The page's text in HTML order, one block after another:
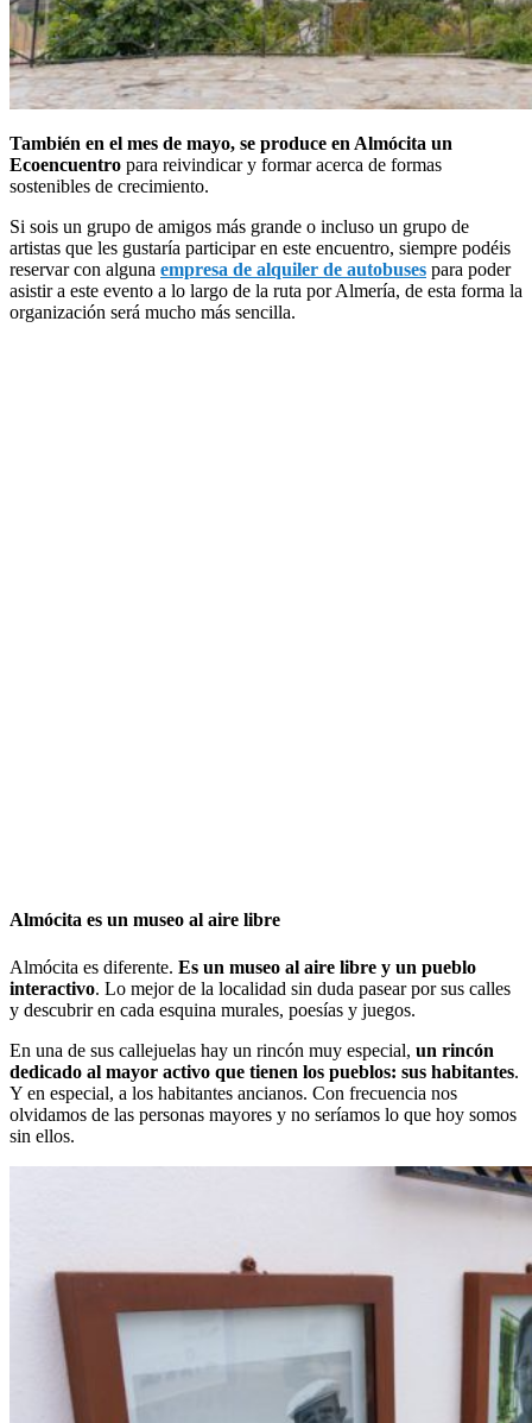
También en el mes de mayo, se produce en Almócita un
Ecoencuentro para reivindicar y formar acerca de formas
sostenibles de crecimiento.
Si sois un grupo de amigos más grande o incluso un grupo de
artistas que les gustaría participar en este encuentro, siempre podéis
reservar con alguna empresa de alquiler de autobuses para poder
asistir a este evento a lo largo de la ruta por Almería, de esta forma la
organización será mucho más sencilla.
Almócita es un museo al aire libre
Almócita es diferente. Es un museo al aire libre y un pueblo
interactivo. Lo mejor de la localidad sin duda pasear por sus calles
y descubrir en cada esquina murales, poesías y juegos.
En una de sus callejuelas hay un rincón muy especial, un rincón
dedicado al mayor activo que tienen los pueblos: sus habitantes.
Y en especial, a los habitantes ancianos. Con frecuencia nos
olvidamos de las personas mayores y no seríamos lo que hoy somos
sin ellos.